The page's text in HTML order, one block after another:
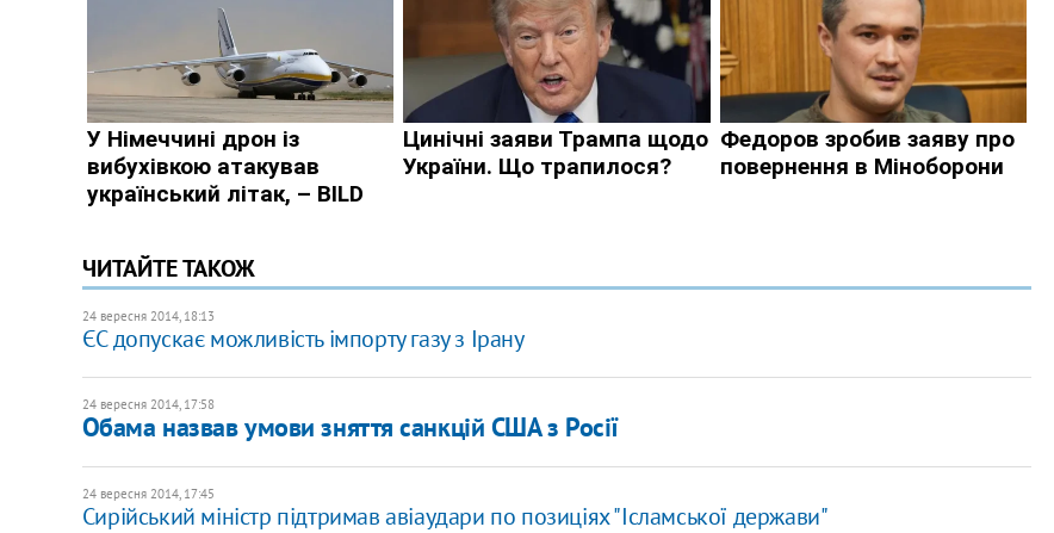
ЧИТАЙТЕ ТАКОЖ
24 вересня 2014, 18:13
ЄС допускає можливість імпорту газу з Ірану
24 вересня 2014, 17:58
Обама назвав умови зняття санкцій США з Росії
24 вересня 2014, 17:45
Сирійський міністр підтримав авіаудари по позиціях "Ісламської держави"